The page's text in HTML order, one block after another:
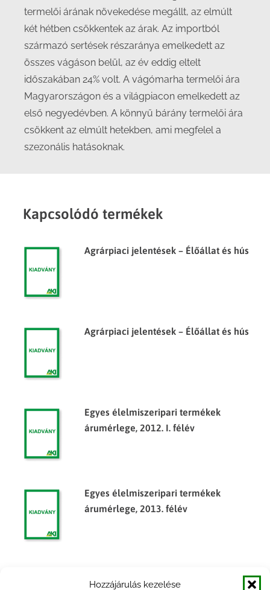
Hozzájárulás kezelése
termelői árának növekedése megállt, az elmúlt
két hétben csökkentek az árak. Az importból
származó sertések részaránya emelkedett az
összes vágáson belül, az év eddig eltelt
időszakában 24% volt. A vágómarha termelői ára
Magyarországon és a világpiacon emelkedett az
első negyedévben. A könnyű bárány termelői ára
csökkent az elmúlt hetekben, ami megfelel a
szezonális hatásoknak.
Kapcsolódó termékek
Agrárpiaci jelentések – Élőállat és hús
Agrárpiaci jelentések – Élőállat és hús
Egyes élelmiszeripari termékek
árumérlege, 2012. I. félév
Egyes élelmiszeripari termékek
árumérlege, 2013. félév